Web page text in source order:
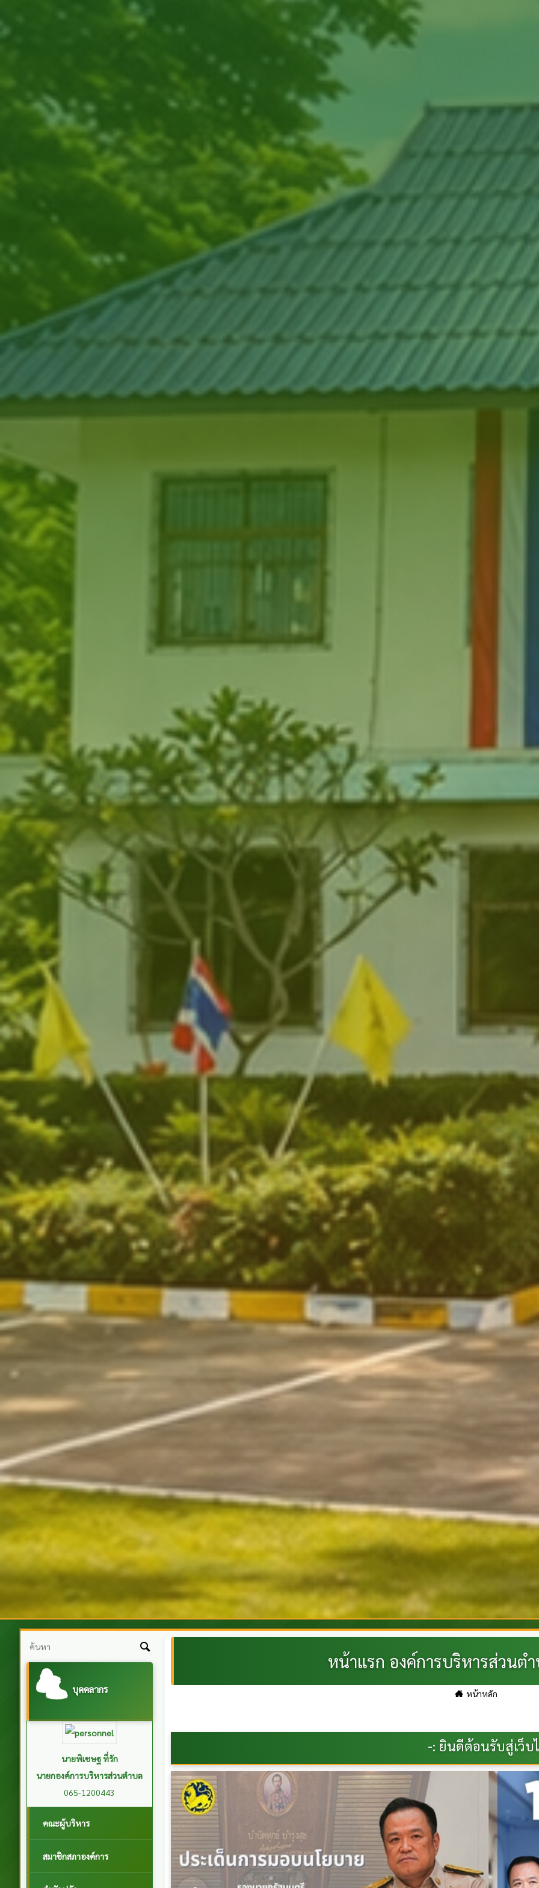
หน้าแรก องค์การบริหารส่วนต
หน้าหลัก
-: ยินดีต้อนรับสู่เว็บไซต์ของ องค์การบริหารส่วนต
บุคคลากร
นายบุญเรียน คำคง
รองนายกองค์การบริหารส่วนตำบล
โคกสะอาด
081-8798550
คณะผู้บริหาร
สมาชิกสภาองค์การ